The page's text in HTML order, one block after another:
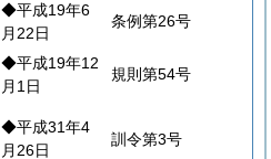
◆平成19年6
月22日
条例第26号
◆平成19年12
月1日
規則第54号
◆平成31年4
月26日
訓令第3号